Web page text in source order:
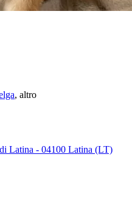
, altro
Latina - 04100 Latina (LT)